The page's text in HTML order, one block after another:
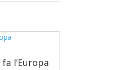
l’Europa